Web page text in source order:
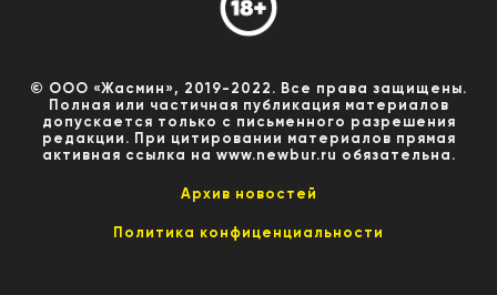
© ООО «Жасмин», 2019-2022. Все права защищены.
Полная или частичная публикация материалов
допускается только с письменного разрешения
редакции. При цитировании материалов прямая
активная ссылка на www.newbur.ru обязательна.
Архив новостей
Политика конфиценциальности